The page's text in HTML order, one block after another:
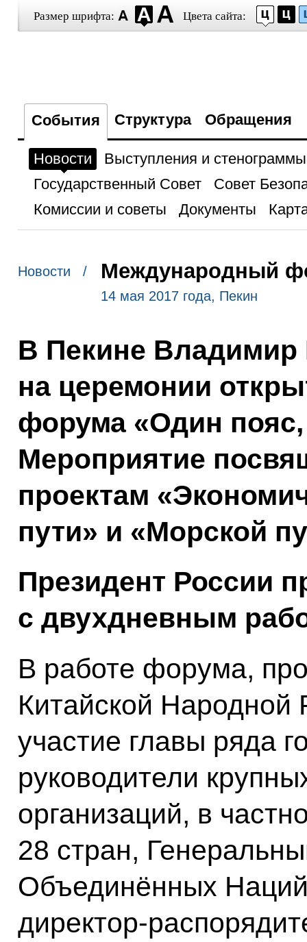
Размер шрифта: Цвета сайта:
События Структура Обращения
Новости
Выступления и стенограммы
Государственный Совет
Совет
Комиссии и советы
Документы
Новости / Международный
14 мая 2017 года, Пекин
В Пекине Владимир
на церемонии
форума «Один
Мероприятие
проектам
пути» и «Морской
Президент России
с двухдневным
В работе форума,
Китайской Народной
участие главы ряда
руководители
организаций, в
28 стран,
Объединённых
директор-